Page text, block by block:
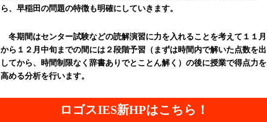
ら、早稲田の問題の特徴も明確にしていきます。
冬期間はセンター試験などの読解演習に力を入れることを考えて１１月
から１２月中旬までの間には２段階予習（まずは時間内で解いた点数を出
してから、時間制限なく辞書ありでとことん解く）の後に授業で得点力を
高める分析を行います。
ロゴスIES新HPはこちら！